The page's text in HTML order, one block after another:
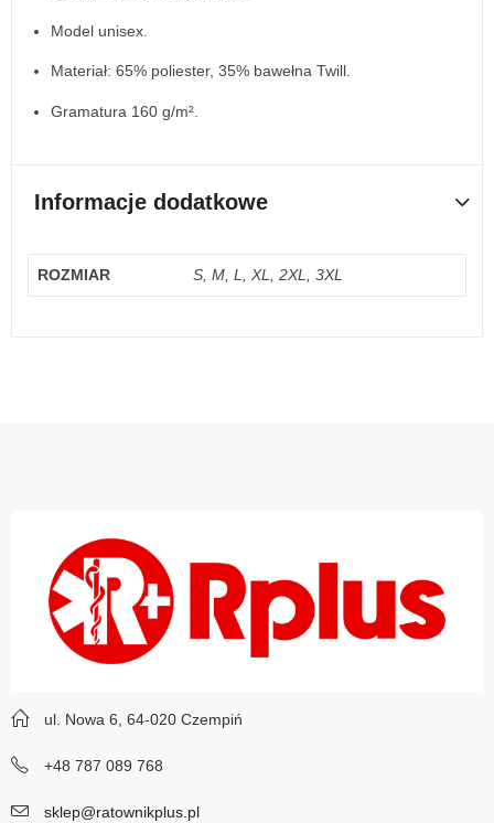
Model unisex.
Materiał: 65% poliester, 35% bawełna Twill.
Gramatura 160 g/m².
Informacje dodatkowe
ROZMIAR S, M, L, XL, 2XL, 3XL
ul. Nowa 6, 64-020 Czempiń
+48 787 089 768
sklep@ratownikplus.pl